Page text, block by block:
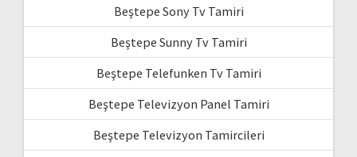
Beştepe Sony Tv Tamiri
Beştepe Sunny Tv Tamiri
Beştepe Telefunken Tv Tamiri
Beştepe Televizyon Panel Tamiri
Beştepe Televizyon Tamircileri